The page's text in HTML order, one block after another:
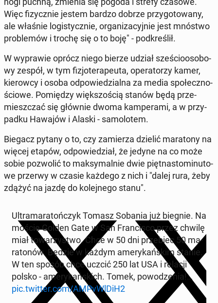
Więc fi­zycz­nie jestem bardzo dobrze przy­go­to­wa­ny,
ale właśnie lo­gi­stycz­nie, or­ga­ni­za­cyj­nie jest mnóstwo
pro­ble­mów i trochę się o to boję" - pod­kre­ślił.
W wy­pra­wie oprócz niego bierze udział sze­ścio­oso­bo­
wy zespół, w tym fi­zjo­te­ra­peu­ta, ope­ra­to­rzy kamer,
kie­row­cy i osoba od­po­wie­dzial­na za media spo­łecz­no­
ścio­we. Po­mię­dzy więk­szo­ścią stanów będą prze­
miesz­czać się głównie dwoma kam­pe­ra­mi, a w przy­
pad­ku Hawajów i Alaski - sa­mo­lo­tem.
Biegacz pytany o to, czy za­mie­rza dzielić ma­ra­to­ny na
więcej etapów, od­po­wie­dział, że jedyne na co może
sobie po­zwo­lić to mak­sy­mal­nie dwie pięt­na­sto­mi­nu­to­
we przerwy w czasie każdego z nich i "dalej rura, żeby
zdążyć na jazdę do ko­lej­ne­go stanu".
Ul­tra­ma­ra­toń­czyk Tomasz Sobania już biegnie. Na
moście Golden Gate w San Fran­ci­sco przez chwilę
miał to­wa­rzy­stwo. Chce w 50 dni prze­biec 50 ma­
ra­to­nów. Będzie w każdym ame­ry­kań­skim stanie.
W ten sposób chce uczcić 250 lat USA i relacji
polsko - ame­ry­kań­skich. Tomek, po­wo­dze­nia!…
pic.twitter.com/AM­PvWl­DiH2